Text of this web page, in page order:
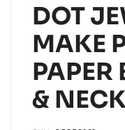
DOT
MAKE
PAPER
&